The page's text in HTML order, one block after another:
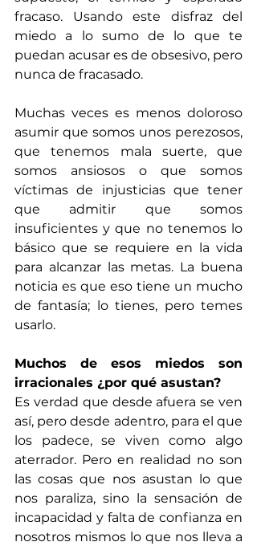
fracaso. Usando este disfraz del
miedo a lo sumo de lo que te
puedan acusar es de obsesivo, pero
nunca de fracasado.
Muchas veces es menos doloroso
asumir que somos unos perezosos,
que tenemos mala suerte, que
somos ansiosos o que somos
víctimas de injusticias que tener
que admitir que somos
insuficientes y que no tenemos lo
básico que se requiere en la vida
para alcanzar las metas. La buena
noticia es que eso tiene un mucho
de fantasía; lo tienes, pero temes
usarlo.
Muchos de esos miedos son
irracionales ¿por qué asustan?
Es verdad que desde afuera se ven
así, pero desde adentro, para el que
los padece, se viven como algo
aterrador. Pero en realidad no son
las cosas que nos asustan lo que
nos paraliza, sino la sensación de
incapacidad y falta de confianza en
nosotros mismos lo que nos lleva a